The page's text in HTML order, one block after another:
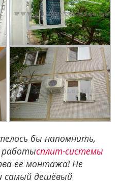
бы напомнить,
работысплит-системы
её монтажа! Не
самый дешёвый